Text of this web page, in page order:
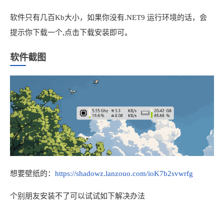
软件只有几百Kb大小，如果你没有.NET9 运行环境的话，会
提示你下载一个,点击下载安装即可。
软件截图
想要壁纸的： https://shadowz.lanzouo.com/ioK7b2svwrfg
个别朋友安装不了可以试试如下解决办法